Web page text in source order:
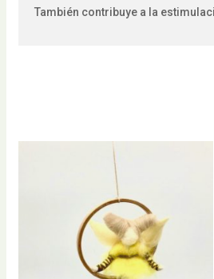
También contribuye a la